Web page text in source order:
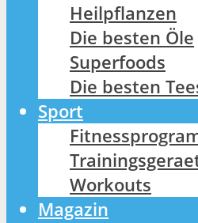
Heilpflanzen
Die besten Öle
Superfoods
Die besten
Sport
Workouts
Magazin